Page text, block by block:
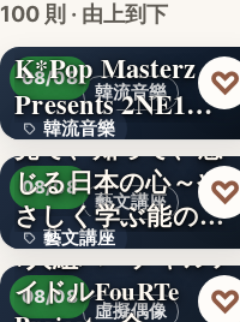
100 則 · 由上到下
韓流音樂
08/08
韓流音樂
文字
K*Pop Masterz
Presents 2NE1…
♡
藝文講座
08/08
藝文講座
1,000円
見て、知って、感
じる日本の心～や
さしく学ぶ能の世
界へ
♡
虛擬偶像
08/08
7人組バーチャルア
イドルFouRTe
♡